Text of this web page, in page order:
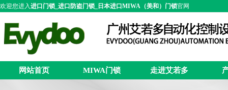
欢迎您进入进口门锁_进口防盗门锁_日本进口MIWA（美和）门锁官网
网站首页 MIWA门锁 走进艾若多